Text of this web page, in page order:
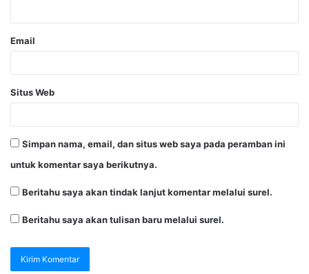
Email
Situs Web
Simpan nama, email, dan situs web saya pada peramban ini
untuk komentar saya berikutnya.
Beritahu saya akan tindak lanjut komentar melalui surel.
Beritahu saya akan tulisan baru melalui surel.